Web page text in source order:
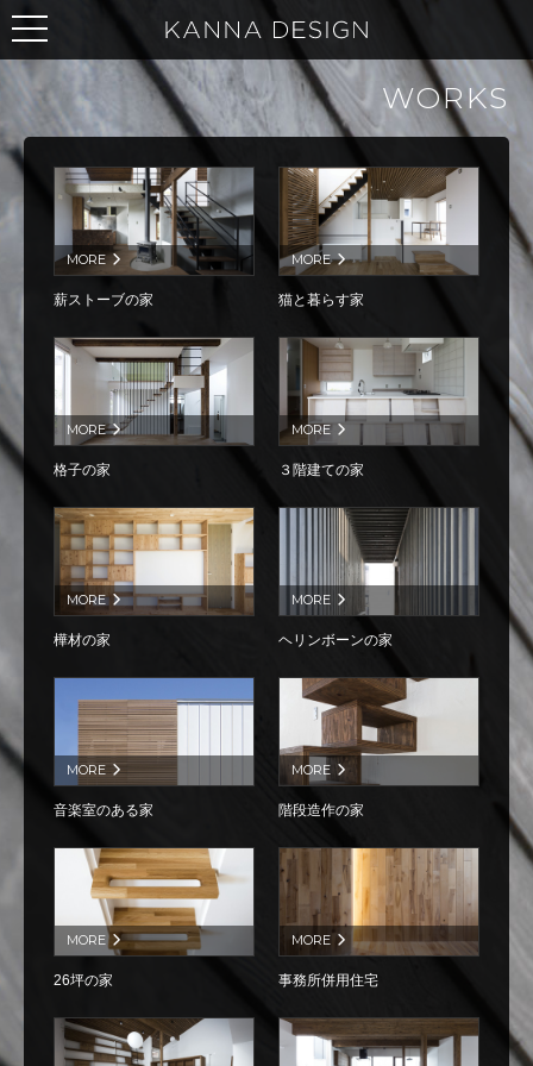
WORKS
MORE
薪ストーブの家
MORE
猫と暮らす家
MORE
格子の家
MORE
３階建ての家
MORE
樺材の家
MORE
ヘリンボーンの家
MORE
音楽室のある家
MORE
階段造作の家
MORE
26坪の家
MORE
事務所併用住宅